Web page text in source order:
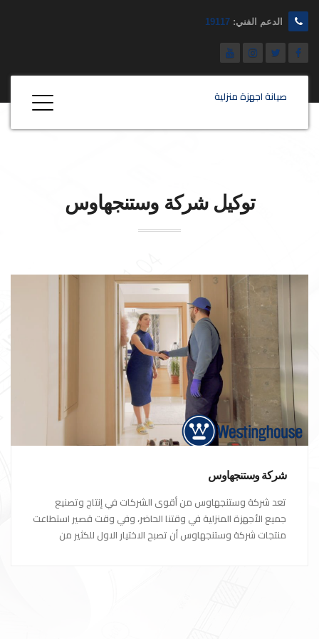
الدعم الفني: 19117
صيانة اجهزة منزلية
توكيل شركةوستنجهاوس
شركة وستنجهاوس
تعد شركة وستنجهاوس من أقوى الشركات في إنتاج وتصنيع
جميع الأجهزة المنزلية في وقتنا الحاضر، وفي وقت قصير استطاعت
منتجات شركة وستنجهاوس أن تصبح الاختيار الاول للكثير من